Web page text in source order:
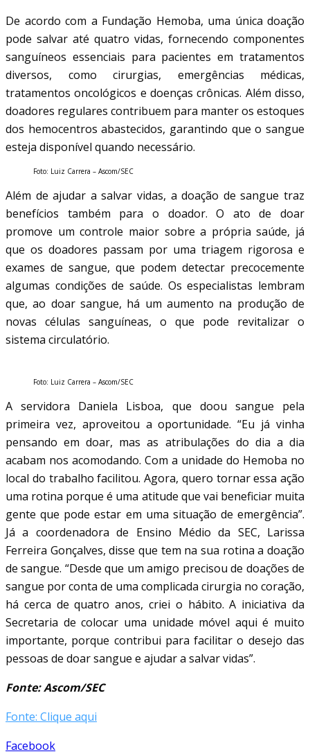
De acordo com a Fundação Hemoba, uma única doação
pode salvar até quatro vidas, fornecendo componentes
sanguíneos essenciais para pacientes em tratamentos
diversos, como cirurgias, emergências médicas,
tratamentos oncológicos e doenças crônicas. Além disso,
doadores regulares contribuem para manter os estoques
dos hemocentros abastecidos, garantindo que o sangue
esteja disponível quando necessário.
Foto: Luiz Carrera – Ascom/SEC
Além de ajudar a salvar vidas, a doação de sangue traz
benefícios também para o doador. O ato de doar
promove um controle maior sobre a própria saúde, já
que os doadores passam por uma triagem rigorosa e
exames de sangue, que podem detectar precocemente
algumas condições de saúde. Os especialistas lembram
que, ao doar sangue, há um aumento na produção de
novas células sanguíneas, o que pode revitalizar o
sistema circulatório.
Foto: Luiz Carrera – Ascom/SEC
A servidora Daniela Lisboa, que doou sangue pela
primeira vez, aproveitou a oportunidade. “Eu já vinha
pensando em doar, mas as atribulações do dia a dia
acabam nos acomodando. Com a unidade do Hemoba no
local do trabalho facilitou. Agora, quero tornar essa ação
uma rotina porque é uma atitude que vai beneficiar muita
gente que pode estar em uma situação de emergência”.
Já a coordenadora de Ensino Médio da SEC, Larissa
Ferreira Gonçalves, disse que tem na sua rotina a doação
de sangue. “Desde que um amigo precisou de doações de
sangue por conta de uma complicada cirurgia no coração,
há cerca de quatro anos, criei o hábito. A iniciativa da
Secretaria de colocar uma unidade móvel aqui é muito
importante, porque contribui para facilitar o desejo das
pessoas de doar sangue e ajudar a salvar vidas”.
Fonte: Ascom/SEC
Fonte: Clique aqui
Facebook